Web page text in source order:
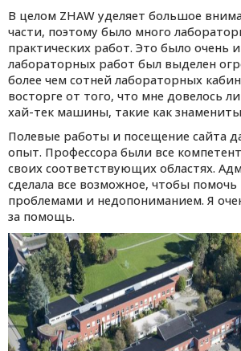
В целом ZHAW уделяет большое
части, поэтому было много
практических работ. Это было очень
лабораторных работ был выделен
более чем сотней лабораторных
восторге от того, что мне довелось
хай-тек машины, такие как
Полевые работы и посещение сайта
опыт. Профессора были все
своих соответствующих областях.
сделала все возможное, чтобы
проблемами и недопониманием. Я
за помощь.